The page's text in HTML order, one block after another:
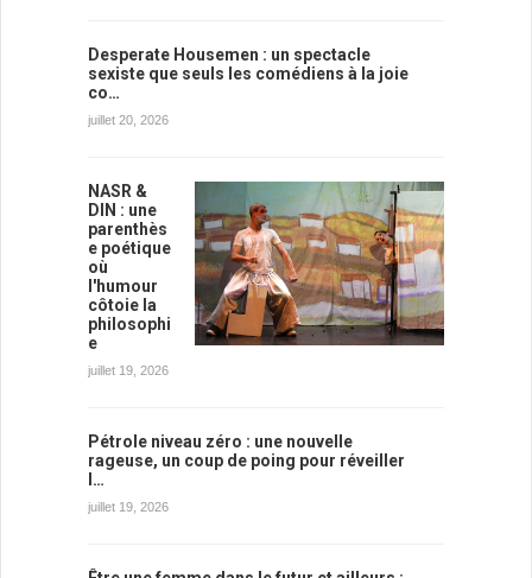
Desperate Housemen : un spectacle
sexiste que seuls les comédiens à la joie
co…
juillet 20, 2026
NASR &
DIN : une
parenthès
e poétique
où
l'humour
côtoie la
philosophi
e
juillet 19, 2026
Pétrole niveau zéro : une nouvelle
rageuse, un coup de poing pour réveiller
l…
juillet 19, 2026